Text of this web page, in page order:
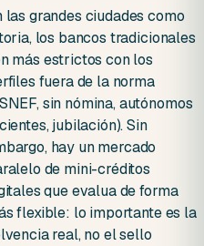
las grandes ciudades como
los bancos tradicionales
más estrictos con los
fuera de la norma
sin nómina, autónomos
jubilación). Sin
hay un mercado
de mini-créditos
que evalua de forma
flexible: lo importante es la
real, no el sello